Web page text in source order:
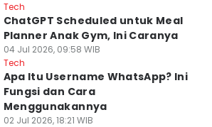
Tech
ChatGPT Scheduled untuk Meal
Planner Anak Gym, Ini Caranya
04 Jul 2026, 09:58 WIB
Tech
Apa Itu Username WhatsApp? Ini
Fungsi dan Cara
Menggunakannya
02 Jul 2026, 18:21 WIB